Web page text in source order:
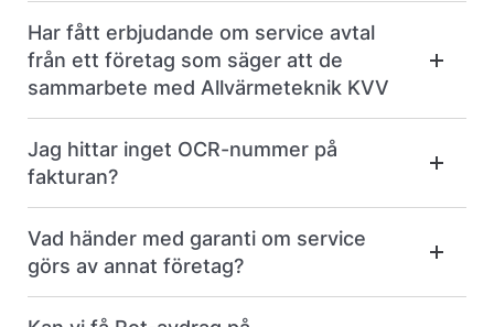
Har fått erbjudande om service avtal
från ett företag som säger att de
sammarbete med Allvärmeteknik KVV
Jag hittar inget OCR-nummer på
fakturan?
Vad händer med garanti om service
görs av annat företag?